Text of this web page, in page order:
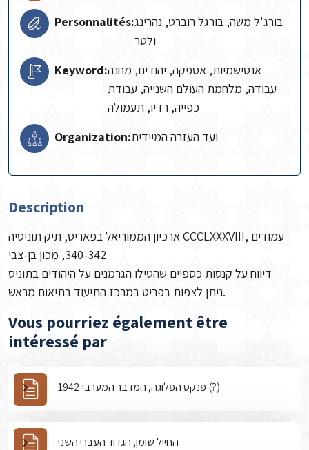
Personnalités:בורג'ל משה, בורגל רוברט, נהרינג
ולטר
Keyword:אנטישמיות, אספקה, יהודים, מחנה
עבודה, מלחמת העולם השנייה, עבודת
כפייה, רדיו, תעמולה
Organization:ועד העזרה המיידית
Description
ארכיון הממוריאל בפאריס, תיק תוניסיה CCCLXXXVIII, עמודים
340-342, מכון בן-צבי
ניתן לצפות בפריט במרכז התיעוד בתיאום מראש.
Vous pourriez également être
intéressé par
פנקס הפלוגה, המדבר המערבי 1942 (?)
החייל שומן, הגדוד העברי השני